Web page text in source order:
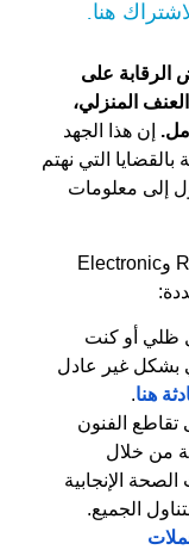
هنا.
الرقابة على
المنزلي،
إن هذا الجهد
التي نهتم
إلى معلومات
إن أصدقائنا في منظمة Reprouncesored وElectronic
ظلي أو كنت
بشكل غير عادل
هنا.
الفنون
من خلال
الإنجابية
الجميع.